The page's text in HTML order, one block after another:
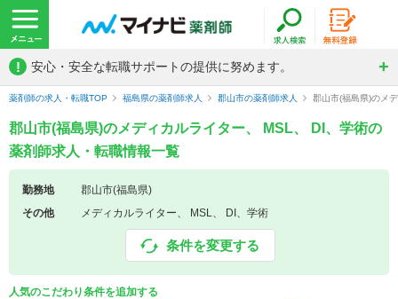
! 安心・安全な転職サポートの提供に努めます。
薬剤師の求人・転職TOP 福島県の薬剤師求人 郡山市の薬剤師求人 郡山市(福島県)のメ
郡山市(福島県)のメディカルライター、 MSL、 DI、学術の
薬剤師求人・転職情報一覧
勤務地
郡山市(福島県)
その他
メディカルライター、 MSL、 DI、学術
条件を変更する
人気のこだわり条件を追加する